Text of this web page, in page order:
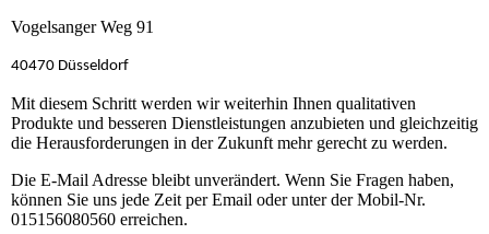
Vogelsanger Weg 91
40470 Düsseldorf
Mit diesem Schritt werden wir weiterhin Ihnen qualitativen
Produkte und besseren Dienstleistungen anzubieten und gleichzeitig
die Herausforderungen in der Zukunft mehr gerecht zu werden.
Die E-Mail Adresse bleibt unverändert. Wenn Sie Fragen haben,
können Sie uns jede Zeit per Email oder unter der Mobil-Nr.
015156080560 erreichen.